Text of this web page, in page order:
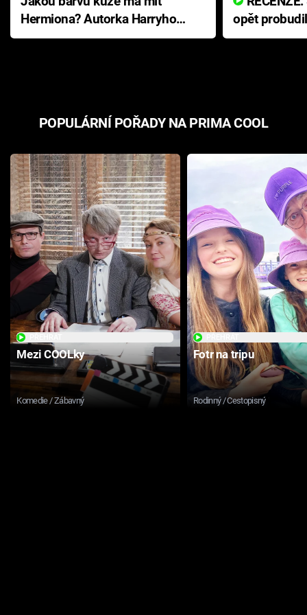
Hermiona? Autorka Harryho
Pottera přišla s ráznou
opět
přichází s
POPULÁRNÍ POŘADY NA PRIMA COOL
Mezi COOLky
Komedie / Zábavný
Fotr na tripu
Rodinný / Cestopisný